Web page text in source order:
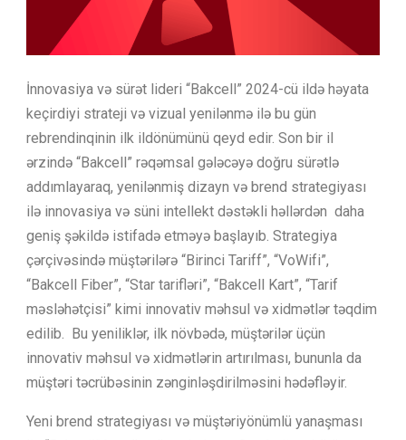
İnnovasiya və sürət lideri “Bakcell” 2024-cü ildə həyata
keçirdiyi strateji və vizual yenilənmə ilə bu gün
rebrendinqinin ilk ildönümünü qeyd edir. Son bir il
ərzində “Bakcell” rəqəmsal gələcəyə doğru sürətlə
addımlayaraq, yenilənmiş dizayn və brend strategiyası
ilə innovasiya və süni intellekt dəstəkli həllərdən daha
geniş şəkildə istifadə etməyə başlayıb. Strategiya
çərçivəsində müştərilərə “Birinci Tariff”, “VoWifi”,
“Bakcell Fiber”, “Star tarifləri”, “Bakcell Kart”, “Tarif
məsləhətçisi” kimi innovativ məhsul və xidmətlər təqdim
edilib. Bu yeniliklər, ilk növbədə, müştərilər üçün
innovativ məhsul və xidmətlərin artırılması, bununla da
müştəri təcrübəsinin zənginləşdirilməsini hədəfləyir.
Yeni brend strategiyası və müştəriyönümlü yanaşması